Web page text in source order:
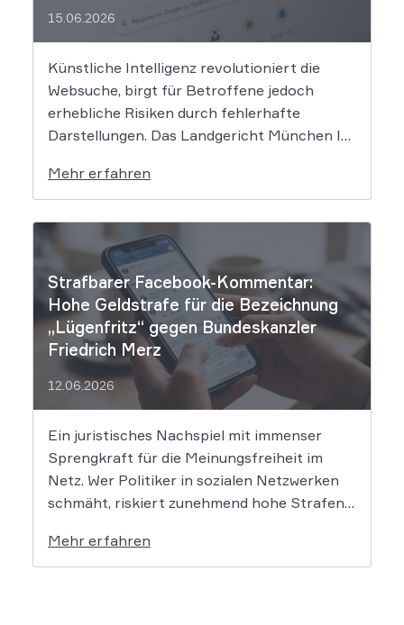
15.06.2026
Künstliche Intelligenz revolutioniert die
Websuche, birgt für Betroffene jedoch
erhebliche Risiken durch fehlerhafte
Darstellungen. Das Landgericht München I
rechtliche Grenzen. Werden durch die
automatisierten KI-Zusammenfassungen
falsche Tatsachen verbreitet, greift die
unmittelbare Haftung des
Suchmaschinenbetreibers. Das Landgericht
München I (LG München I) hat in […]
Mehr erfahren
Strafbarer Facebook-Kommentar:
Hohe Geldstrafe für die Bezeichnung
„Lügenfritz“ gegen Bundeskanzler
Friedrich Merz
12.06.2026
Ein juristisches Nachspiel mit immenser
Sprengkraft für die Meinungsfreiheit im
Netz. Wer Politiker in sozialen Netzwerken
schmäht, riskiert zunehmend hohe Strafen.
einen Facebook-Nutzer eine empfindliche
Geldstrafe verhängt, weil dieser den
Mehr erfahren